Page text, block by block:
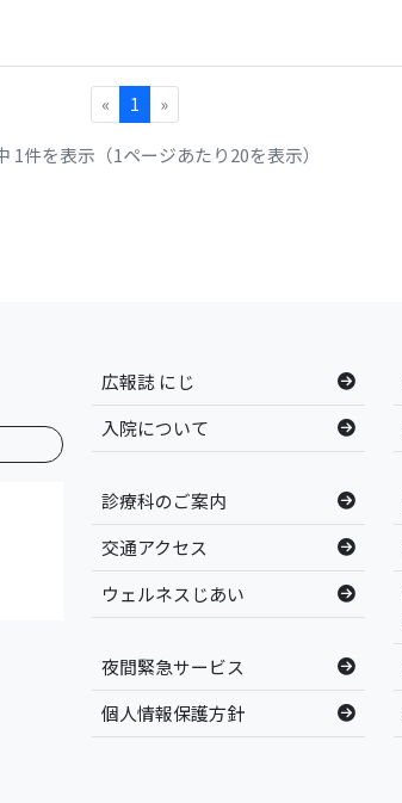
« 1 »
1件を表示（1ページあたり20を表示）
広報誌 にじ
入院について
診療科のご案内
交通アクセス
ウェルネスじあい
夜間緊急サービス
個人情報保護方針